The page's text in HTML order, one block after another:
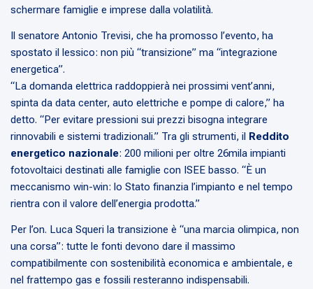
schermare famiglie e imprese dalla volatilità.
Il senatore Antonio Trevisi, che ha promosso l’evento, ha
spostato il lessico: non più “transizione” ma “integrazione
energetica”.
“La domanda elettrica raddoppierà nei prossimi vent’anni,
spinta da data center, auto elettriche e pompe di calore,” ha
detto. “Per evitare pressioni sui prezzi bisogna integrare
rinnovabili e sistemi tradizionali.” Tra gli strumenti, il Reddito
energetico nazionale: 200 milioni per oltre 26mila impianti
fotovoltaici destinati alle famiglie con ISEE basso. “È un
meccanismo win-win: lo Stato finanzia l’impianto e nel tempo
rientra con il valore dell’energia prodotta.”
Per l’on. Luca Squeri la transizione è “una marcia olimpica, non
una corsa”: tutte le fonti devono dare il massimo
compatibilmente con sostenibilità economica e ambientale, e
nel frattempo gas e fossili resteranno indispensabili.